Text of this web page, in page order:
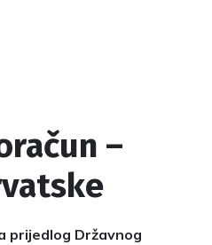
–
prijedlog Državnog